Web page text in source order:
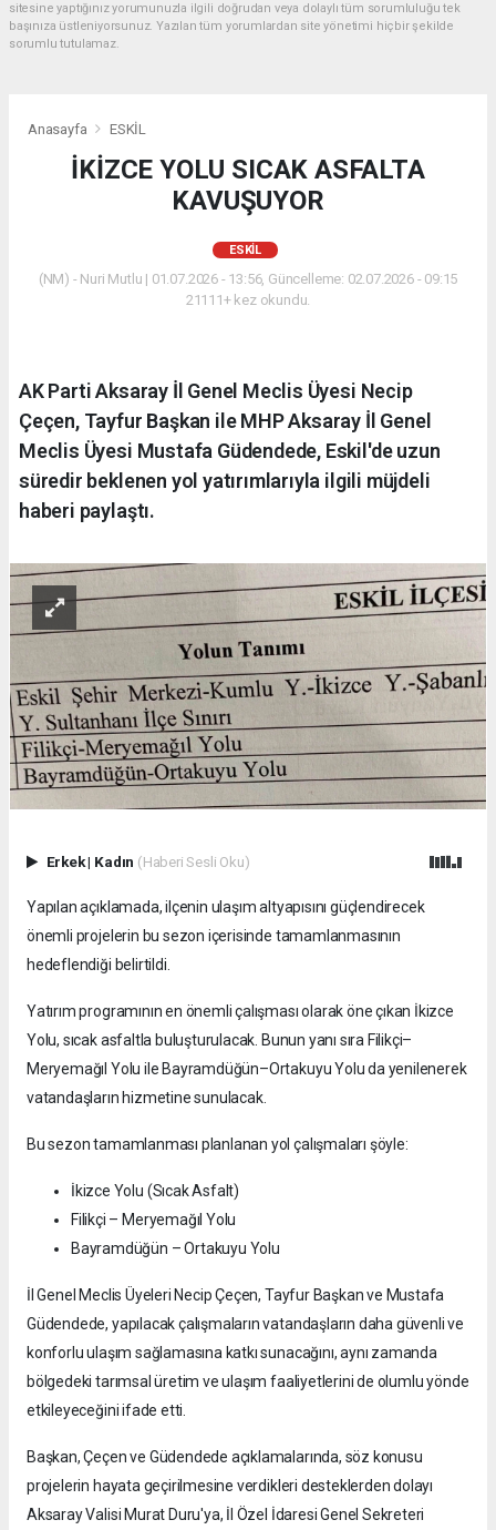
sitesine yaptığınız yorumunuzla ilgili doğrudan veya dolaylı tüm sorumluluğu tek
başınıza üstleniyorsunuz. Yazılan tüm yorumlardan site yönetimi hiçbir şekilde
sorumlu tutulamaz.
Anasayfa ESKİL
İKİZCE YOLU SICAK ASFALTA
KAVUŞUYOR
ESKİL
(NM) - Nuri Mutlu | 01.07.2026 - 13:56, Güncelleme: 02.07.2026 - 09:15
21111+ kez okundu.
AK Parti Aksaray İl Genel Meclis Üyesi Necip
Çeçen, Tayfur Başkan ile MHP Aksaray İl Genel
Meclis Üyesi Mustafa Güdendede, Eskil'de uzun
süredir beklenen yol yatırımlarıyla ilgili müjdeli
haberi paylaştı.
Erkek| Kadın (Haberi Sesli Oku)
Yapılan açıklamada, ilçenin ulaşım altyapısını güçlendirecek
önemli projelerin bu sezon içerisinde tamamlanmasının
hedeflendiği belirtildi.
Yatırım programının en önemli çalışması olarak öne çıkan İkizce
Yolu, sıcak asfaltla buluşturulacak. Bunun yanı sıra Filikçi–
Meryemağıl Yolu ile Bayramdüğün–Ortakuyu Yolu da yenilenerek
vatandaşların hizmetine sunulacak.
Bu sezon tamamlanması planlanan yol çalışmaları şöyle:
İkizce Yolu (Sıcak Asfalt)
Filikçi – Meryemağıl Yolu
Bayramdüğün – Ortakuyu Yolu
İl Genel Meclis Üyeleri Necip Çeçen, Tayfur Başkan ve Mustafa
Güdendede, yapılacak çalışmaların vatandaşların daha güvenli ve
konforlu ulaşım sağlamasına katkı sunacağını, aynı zamanda
bölgedeki tarımsal üretim ve ulaşım faaliyetlerini de olumlu yönde
etkileyeceğini ifade etti.
Başkan, Çeçen ve Güdendede açıklamalarında, söz konusu
projelerin hayata geçirilmesine verdikleri desteklerden dolayı
Aksaray Valisi Murat Duru'ya, İl Özel İdaresi Genel Sekreteri